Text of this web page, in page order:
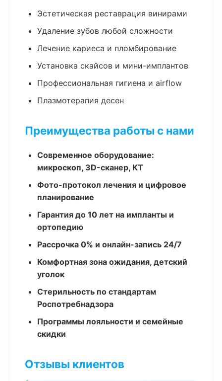
Эстетическая реставрация винирами
Удаление зубов любой сложности
Лечение кариеса и пломбирование
Установка скайсов и мини-имплантов
Профессиональная гигиена и airflow
Плазмотерапия десен
Преимущества работы с нами
Современное оборудование:
микроскоп, 3D-сканер, КТ
Фото-протокол лечения и цифровое
планирование
Гарантия до 10 лет на импланты и
ортопедию
Рассрочка 0% и онлайн-запись 24/7
Комфортная зона ожидания, детский
уголок
Стерильность по стандартам
Роспотребнадзора
Программы лояльности и семейные
скидки
Отзывы клиентов